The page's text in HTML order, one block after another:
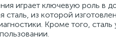
играет ключевую роль в
сталь, из которой
Кроме того,